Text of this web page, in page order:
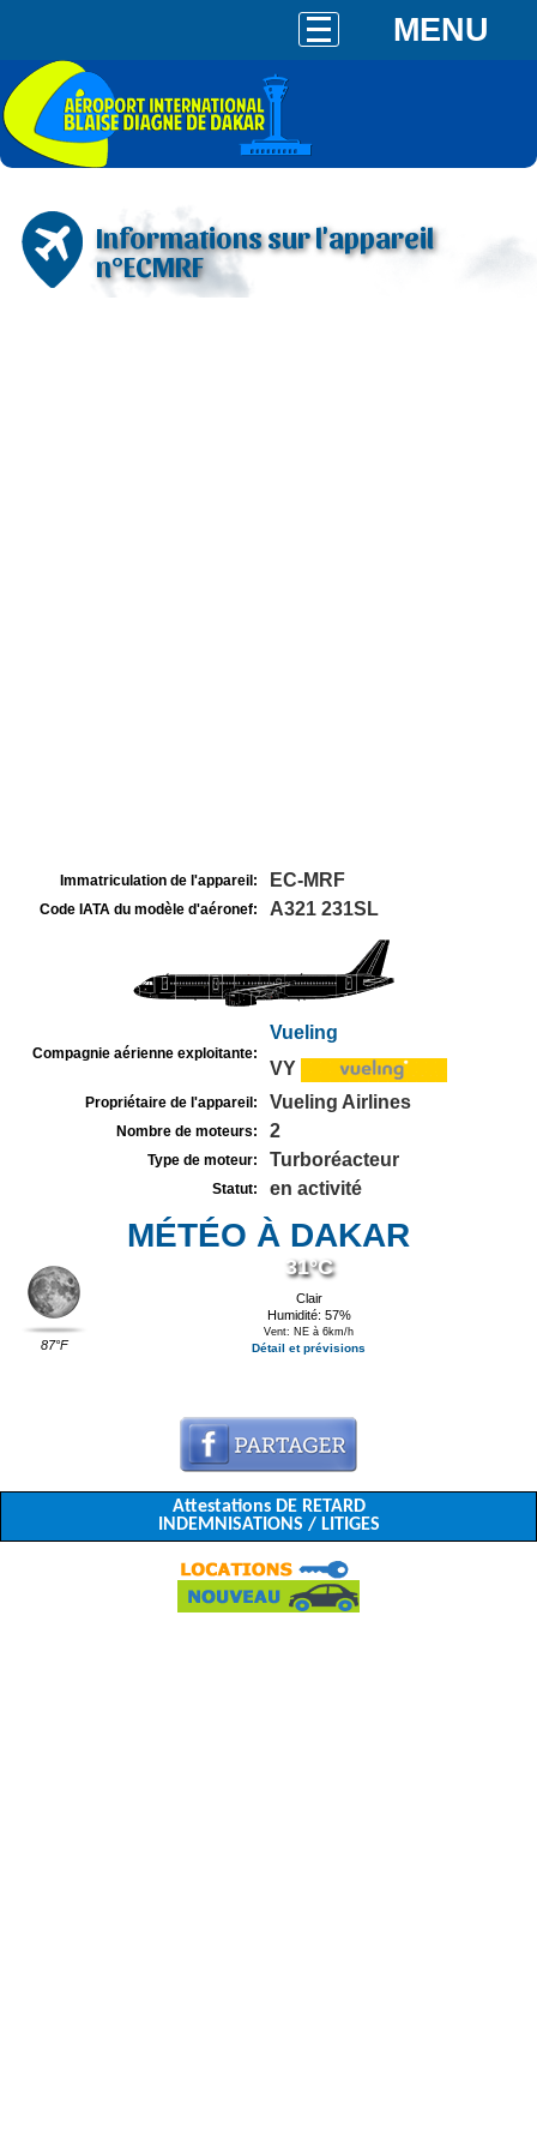
MENU
Informations sur l'appareil
n°ECMRF
Immatriculation de l'appareil: EC-MRF
Code IATA du modèle d'aéronef: A321 231SL
Compagnie aérienne exploitante:
Vueling
VY
Propriétaire de l'appareil: Vueling Airlines
Nombre de moteurs: 2
Type de moteur: Turboréacteur
Statut: en activité
MÉTÉO À DAKAR
87°F
31°C
Clair
Humidité: 57%
Vent: NE à 6km/h
Détail et prévisions
Attestations DE RETARD
INDEMNISATIONS / LITIGES